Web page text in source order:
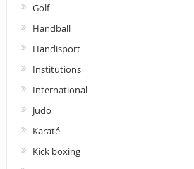
Golf
Handball
Handisport
Institutions
International
Judo
Karaté
Kick boxing